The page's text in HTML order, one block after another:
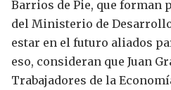
Barrios de Pie, que forman
del Ministerio de
estar en el futuro aliados
eso, consideran que Juan
Trabajadores de la